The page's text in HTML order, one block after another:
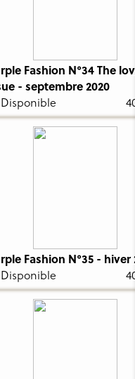
Fashion N°34 The
- septembre 2020
Disponible
Fashion N°35 - hiver
Disponible